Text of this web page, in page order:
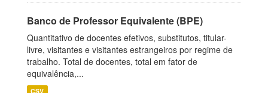
Banco de Professor Equivalente (BPE)
Quantitativo de docentes efetivos, substitutos, titular-
livre, visitantes e visitantes estrangeiros por regime de
trabalho. Total de docentes, total em fator de
equivalência,...
CSV